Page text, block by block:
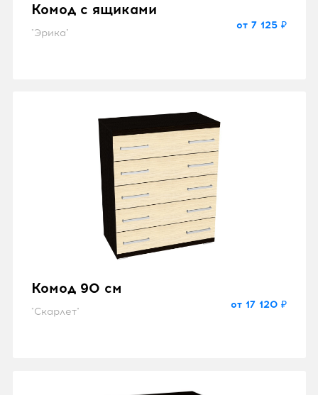
Комод с ящиками
"Эрика"
от 7 125 ₽
Комод 90 см
"Скарлет"
от 17 120 ₽